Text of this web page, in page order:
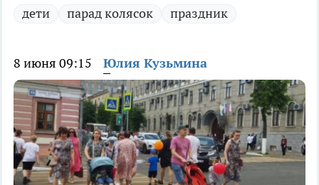
дети парад колясок праздник
8 июня 09:15 Юлия Кузьмина